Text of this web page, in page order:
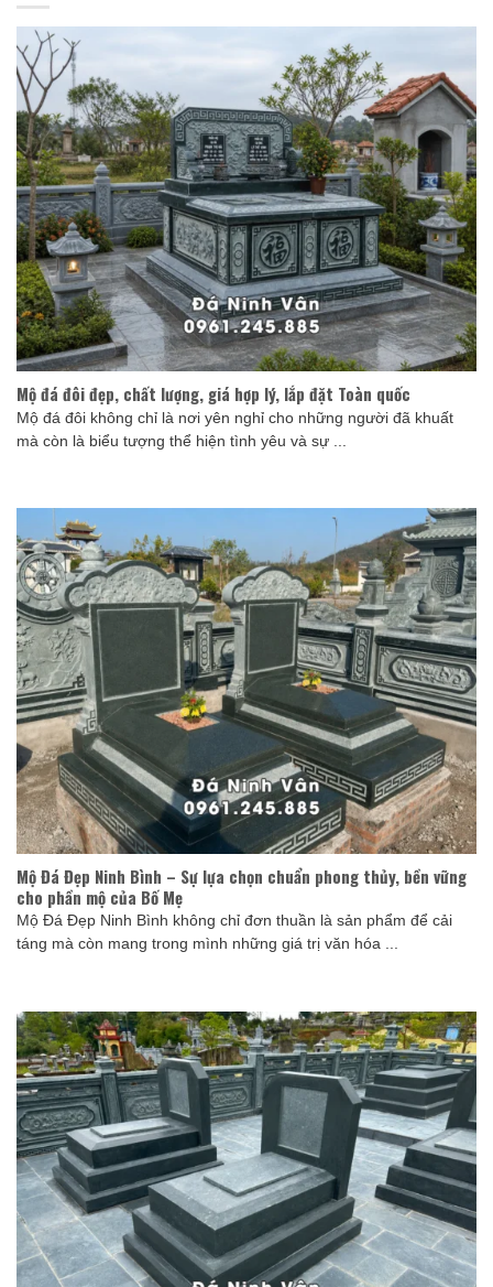
Mộ đá đôi đẹp, chất lượng, giá hợp lý, lắp đặt Toàn quốc
Mộ đá đôi không chỉ là nơi yên nghỉ cho những người đã khuất
mà còn là biểu tượng thể hiện tình yêu và sự ...
Mộ Đá Đẹp Ninh Bình – Sự lựa chọn chuẩn phong thủy, bền vững
cho phần mộ của Bố Mẹ
Mộ Đá Đẹp Ninh Bình không chỉ đơn thuần là sản phẩm để cải
táng mà còn mang trong mình những giá trị văn hóa ...